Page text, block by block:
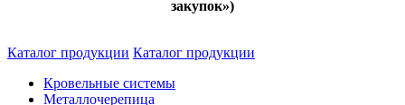
закупок»)
Каталог продукции Каталог продукции
Кровельные системы
Металлочерепица